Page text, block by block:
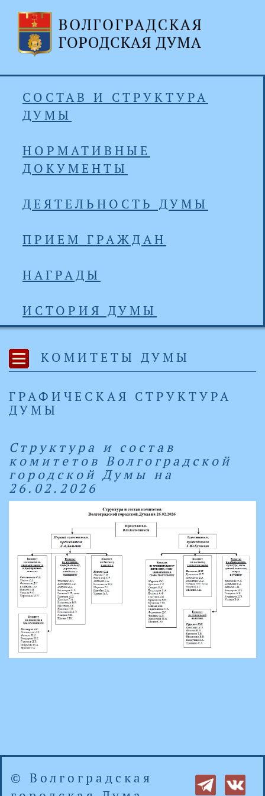
СОСТАВ И СТРУКТУРА
ДУМЫ
НОРМАТИВНЫЕ
ДОКУМЕНТЫ
ДЕЯТЕЛЬНОСТЬ ДУМЫ
ПРИЕМ ГРАЖДАН
НАГРАДЫ
ИСТОРИЯ ДУМЫ
КОМИТЕТЫ ДУМЫ
ГРАФИЧЕСКАЯ СТРУКТУРА
ДУМЫ
Структура и состав
комитетов Волгоградской
городской Думы на
26.02.2026
© Волгоградская